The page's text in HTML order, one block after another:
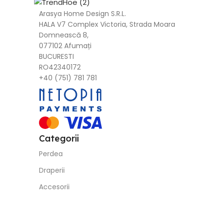
Arasya Home Design S.R.L.
HALA V7 Complex Victoria, Strada Moara
Domnească 8,
077102 Afumați
BUCURESTI
RO42340172
+40 (751) 781 781
Categorii
Perdea
Draperii
Accesorii